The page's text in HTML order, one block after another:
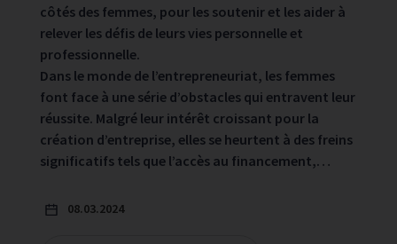
côtés des femmes, pour les soutenir et les aider à
relever les défis de leurs vies personnelle et
professionnelle.
Dans le monde de l’entrepreneuriat, les femmes
font face à une série d’obstacles qui entravent leur
réussite. Malgré leur intérêt croissant pour la
création d’entreprise, elles se heurtent à des freins
significatifs tels que l’accès au financement,…
08.03.2024